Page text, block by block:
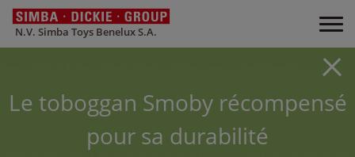
N.V. Simba Toys Benelux S.A.
Le toboggan Smoby récompensé
pour sa durabilité